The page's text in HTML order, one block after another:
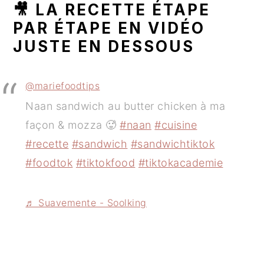
🎥 LA RECETTE ÉTAPE
PAR ÉTAPE EN VIDÉO
JUSTE EN DESSOUS
@mariefoodtips
Naan sandwich au butter chicken à ma
façon & mozza 🥵#naan #cuisine
#recette #sandwich #sandwichtiktok
#foodtok #tiktokfood #tiktokacademie
♬ Suavemente - Soolking